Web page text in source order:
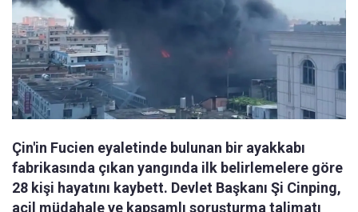
Çin'in Fucien eyaletinde bulunan bir ayakkabı
fabrikasında çıkan yangında ilk belirlemelere göre
28 kişi hayatını kaybett. Devlet Başkanı Şi Cinping,
acil müdahale ve kapsamlı soruşturma talimatı